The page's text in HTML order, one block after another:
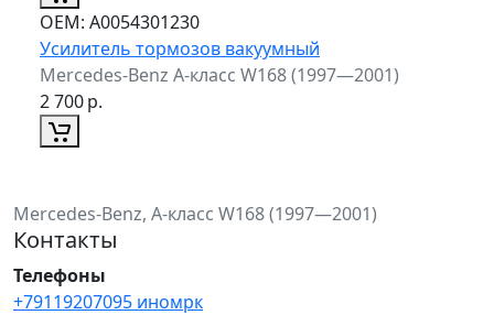
ОЕМ: A0054301230
Усилитель тормозов вакуумный
Mercedes-Benz A-класс W168 (1997—2001)
2 700р.
Mercedes-Benz, A-класс W168 (1997—2001)
Контакты
Телефоны
+79119207095 иномрк